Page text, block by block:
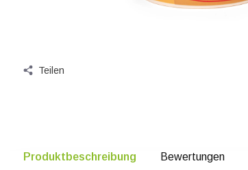
Teilen
Produktbeschreibung Bewertungen